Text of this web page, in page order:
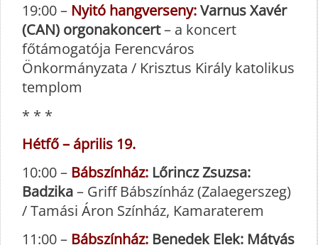
19:00 – Nyitó hangverseny:Varnus Xavér
(CAN) orgonakoncert– a koncert
főtámogatója Ferencváros
Önkormányzata / Krisztus Király katolikus
templom
* * *
Hétfő – április 19.
10:00 – Bábszínház: Lőrincz Zsuzsa:
Badzika– Griff Bábszínház (Zalaegerszeg)
/ Tamási Áron Színház, Kamaraterem
11:00 – Bábszínház: Benedek Elek: Mátyás